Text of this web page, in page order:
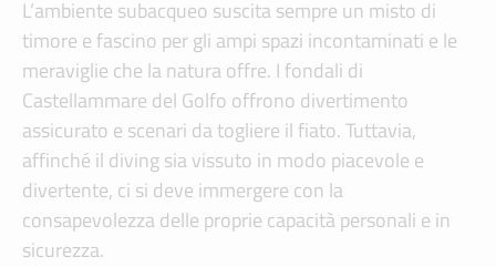
L’ambiente subacqueo suscita sempre un misto di
timore e fascino per gli ampi spazi incontaminati e le
meraviglie che la natura offre. I fondali di
Castellammare del Golfo offrono divertimento
assicurato e scenari da togliere il fiato. Tuttavia,
affinché il diving sia vissuto in modo piacevole e
divertente, ci si deve immergere con la
consapevolezza delle proprie capacità personali e in
sicurezza.